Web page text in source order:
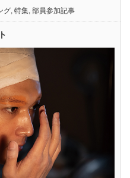
グ, 特集, 部員参加記事